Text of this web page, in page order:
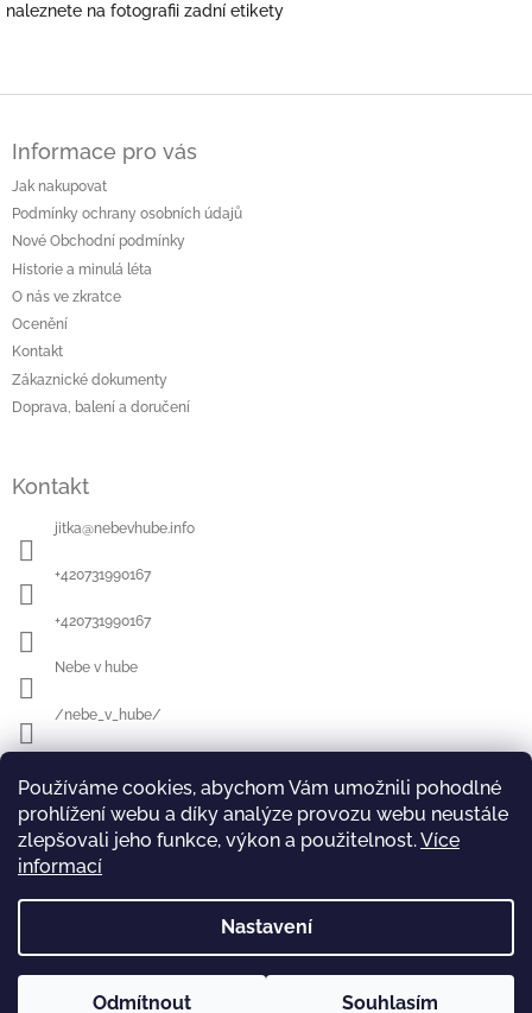
Používáme cookies, abychom Vám umožnili pohodlné
prohlížení webu a díky analýze provozu webu neustále
zlepšovali jeho funkce, výkon a použitelnost.Více
informací
Nastavení
Odmítnout Souhlasím
naleznete na fotografii zadní etikety
Informace pro vás
Jak nakupovat
Podmínky ochrany osobních údajů
Nové Obchodní podmínky
Historie a minulá léta
O nás ve zkratce
Ocenění
Kontakt
Zákaznické dokumenty
Doprava, balení a doručení
Kontakt
jitka@nebevhube.info
+420731990167
+420731990167
Nebe v hube
/nebe_v_hube/
Přijímáme online platby
TRHY a AKCE Pečení na neděli
Vytvořil Shoptet Copyright 2026 . Všechna práva vyhrazena.